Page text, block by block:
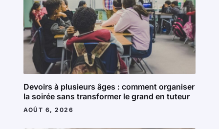
Devoirs à plusieurs âges : comment organiser
la soirée sans transformer le grand en tuteur
AOÛT 6, 2026